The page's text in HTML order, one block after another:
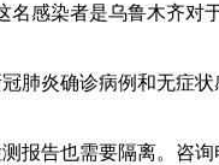
感染者是乌鲁木齐
炎确诊病例和无症
告也需要隔离。咨